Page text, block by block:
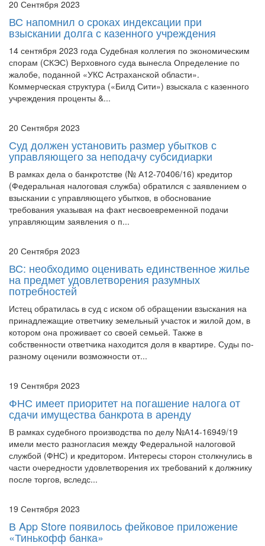
взыскании долга с казенного учреждения
14 сентября 2023 года Судебная коллегия по экономическим
спорам (СКЭС) Верховного суда вынесла Определение по
жалобе, поданной «УКС Астраханской области».
Коммерческая структура («Билд Сити») взыскала с казенного
учреждения проценты &...
20 Сентября 2023
управляющего за неподачу субсидиарки
В рамках дела о банкротстве (№ А12-70406/16) кредитор
(Федеральная налоговая служба) обратился с заявлением о
взыскании с управляющего убытков, в обоснование
требования указывая на факт несвоевременной подачи
управляющим заявления о п...
20 Сентября 2023
на предмет удовлетворения разумных
потребностей
Истец обратилась в суд с иском об обращении взыскания на
принадлежащие ответчику земельный участок и жилой дом, в
котором она проживает со своей семьей. Также в
собственности ответчика находится доля в квартире. Суды по-
разному оценили возможности от...
19 Сентября 2023
сдачи имущества банкрота в аренду
В рамках судебного производства по делу №А14-16949/19
имели место разногласия между Федеральной налоговой
службой (ФНС) и кредитором. Интересы сторон столкнулись в
части очередности удовлетворения их требований к должнику
после торгов, вследс...
19 Сентября 2023
«Тинькофф банка»
В официальном магазине приложений Apple для iOS — App
Store — неизвестные злоумышленники разместили фейковое